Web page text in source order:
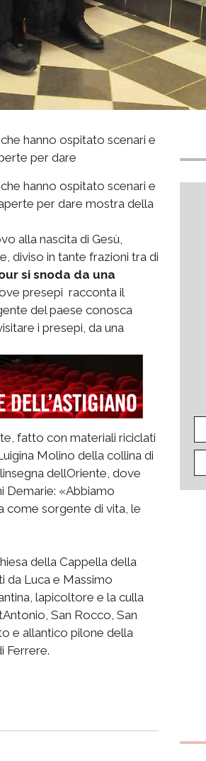
hanno ospitato scenari e
per dare
hanno ospitato scenari e
per dare mostra della
alla nascita di Gesù,
diviso in tante frazioni tra di
si snoda da una
presepi  racconta il
del paese conosca
i presepi, da una
fatto con materiali riciclati
Molino della collina di
dellOriente, dove
Demarie: «Abbiamo
come sorgente di vita, le
della Cappella della
da Luca e Massimo
lapicoltore e la culla
San Rocco, San
e allantico pilone della
Ferrere.